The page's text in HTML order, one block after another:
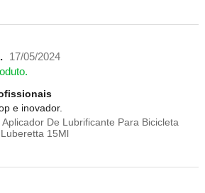
17/05/2024
e inovador.
Aplicador De Lubrificante Para Bicicleta
15Ml